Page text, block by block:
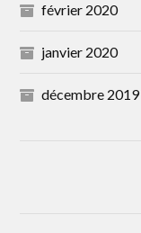
février 2020
janvier 2020
décembre 2019